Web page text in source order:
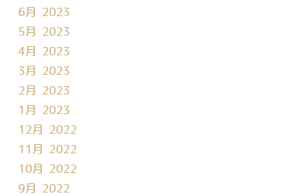
6月 2023
5月 2023
4月 2023
3月 2023
2月 2023
1月 2023
12月 2022
11月 2022
10月 2022
9月 2022